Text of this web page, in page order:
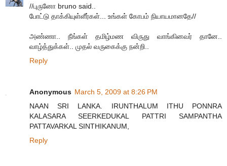
//புருனோ bruno said..
போட்டு தாக்கியுள்ளீர்கள்... உங்கள் கோபம் நியாயமானதே//
அண்ணா.. நீங்கள் தமிழ்மண விருது வாங்கினவர் தானே..
வாழ்த்துக்கள்.. முதல் வருகைக்கு நன்றி..
Reply
Anonymous March 5, 2009 at 8:26 PM
NAAN SRI LANKA. IRUNTHALUM ITHU PONNRA
KALASARA SEERKEDUKAL PATTRI SAMPANTHA
PATTAVARKAL SINTHIKANUM,
Reply